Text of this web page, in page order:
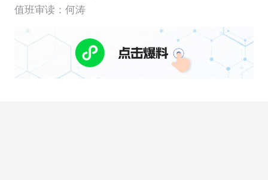
值班审读：何涛